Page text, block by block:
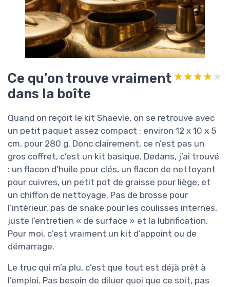
Ce qu’on trouve vraiment
dans la boîte
★★★★★
★★★★★
Quand on reçoit le kit Shaevle, on se retrouve avec
un petit paquet assez compact : environ 12 x 10 x 5
cm, pour 280 g. Donc clairement, ce n’est pas un
gros coffret, c’est un kit basique. Dedans, j’ai trouvé
: un flacon d’huile pour clés, un flacon de nettoyant
pour cuivres, un petit pot de graisse pour liège, et
un chiffon de nettoyage. Pas de brosse pour
l’intérieur, pas de snake pour les coulisses internes,
juste l’entretien « de surface » et la lubrification.
Pour moi, c’est vraiment un kit d’appoint ou de
démarrage.
Le truc qui m’a plu, c’est que tout est déjà prêt à
l’emploi. Pas besoin de diluer quoi que ce soit, pas